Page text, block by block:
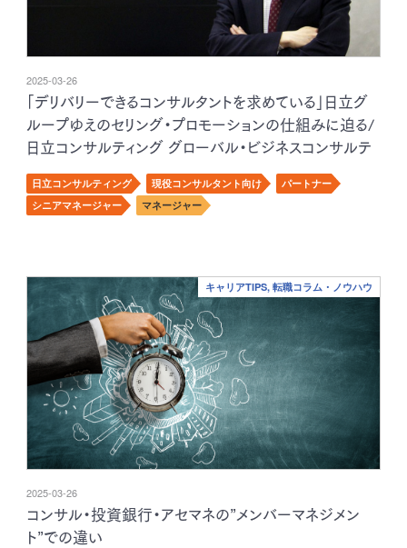
2025-03-26
「デリバリーできるコンサルタントを求めている」日立グ
ループゆえのセリング・プロモーションの仕組みに迫る/
日立コンサルティング グローバル・ビジネスコンサルテ
ィング事業部 副事業部長 島田洋二様
日立コンサルティング 現役コンサルタント向け
パートナー
シニアマネージャー
マネージャー
キャリアTIPS, 転職コラム・ノウハウ
2025-03-26
コンサル・投資銀行・アセマネの”メンバーマネジメン
ト”での違い